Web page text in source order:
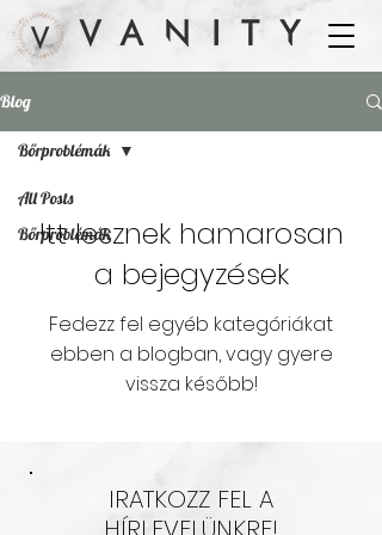
Blog
All Posts
Bőrproblémák
Bőrproblémák
Itt lesznek hamarosan
a bejegyzések
Fedezz fel egyéb kategóriákat
ebben a blogban, vagy gyere
vissza később!
IRATKOZZ FEL A